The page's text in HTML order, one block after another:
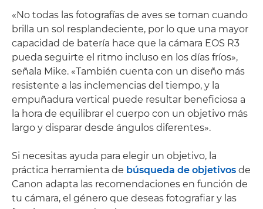
«No todas las fotografías de aves se toman cuando
brilla un sol resplandeciente, por lo que una mayor
capacidad de batería hace que la cámara EOS R3
pueda seguirte el ritmo incluso en los días fríos»,
señala Mike. «También cuenta con un diseño más
resistente a las inclemencias del tiempo, y la
empuñadura vertical puede resultar beneficiosa a
la hora de equilibrar el cuerpo con un objetivo más
largo y disparar desde ángulos diferentes».
Si necesitas ayuda para elegir un objetivo, la
práctica herramienta de búsqueda de objetivos de
Canon adapta las recomendaciones en función de
tu cámara, el género que deseas fotografiar y las